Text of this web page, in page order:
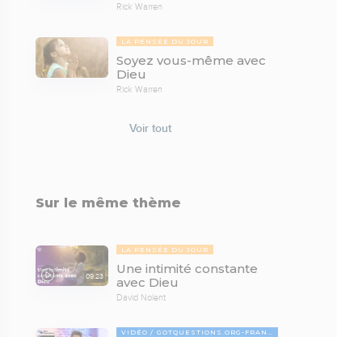
Rick Warren
LA PENSÉE DU JOUR
Soyez vous-même avec
Dieu
Rick Warren
Voir tout
Sur le même thème
09:23
LA PENSÉE DU JOUR
Une intimité constante
avec Dieu
David Nolent
VIDÉO GOTQUESTIONS.ORG-FRANÇAIS